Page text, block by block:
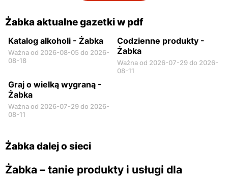
Żabka aktualne gazetki w pdf
Katalog alkoholi - Żabka
Ważna od 2026-08-05 do 2026-
08-18
Codzienne produkty -
Żabka
Ważna od 2026-07-29 do 2026-
08-11
Graj o wielką wygraną -
Żabka
Ważna od 2026-07-29 do 2026-
08-11
Żabka dalej o sieci
Żabka – tanie produkty i usługi dla